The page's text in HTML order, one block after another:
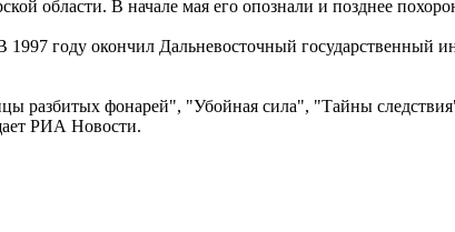
области. В начале мая его опознали и позднее
году окончил Дальневосточный государственный
разбитых фонарей", "Убойная сила", "Тайны
РИА Новости.